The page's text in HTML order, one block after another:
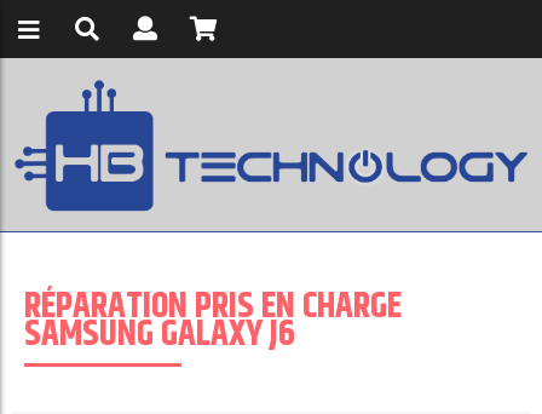
RÉPARATION PRIS EN CHARGE
SAMSUNG GALAXY J6